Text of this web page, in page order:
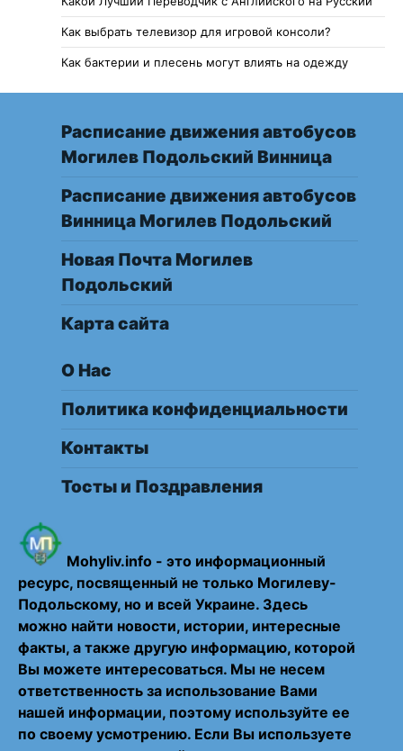
Как выбрать телевизор для игровой консоли?
Как бактерии и плесень могут влиять на одежду
Расписание движения автобусов
Могилев Подольский Винница
Расписание движения автобусов
Винница Могилев Подольский
Новая Почта Могилев
Подольский
Карта сайта
О Нас
Политика конфиденциальности
Контакты
Тосты и Поздравления
Mohyliv.info - это информационный
ресурс, посвященный не только Могилеву-
Подольскому, но и всей Украине. Здесь
можно найти новости, истории, интересные
факты, а также другую информацию, которой
Вы можете интересоваться. Мы не несем
ответственность за использование Вами
нашей информации, поэтому используйте ее
по своему усмотрению. Если Вы используете